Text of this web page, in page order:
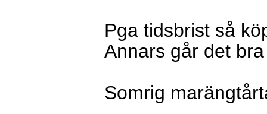
Pga tidsbrist så
Annars går det
Somrig